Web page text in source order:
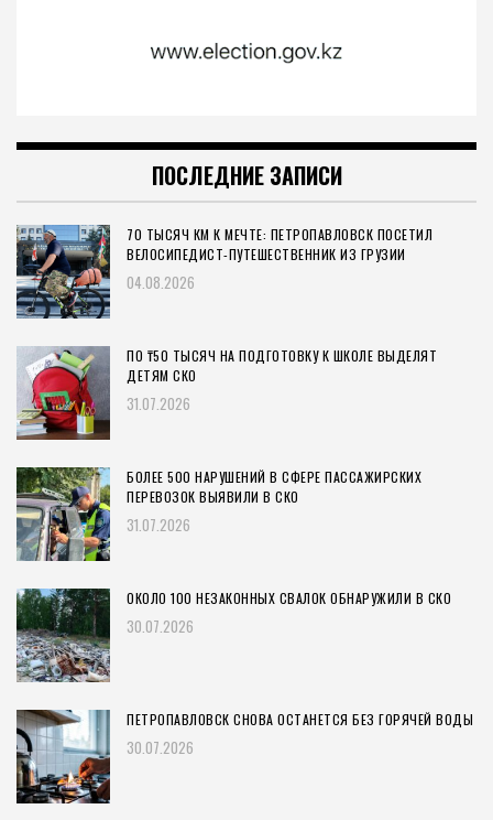
ПОСЛЕДНИЕ ЗАПИСИ
70 ТЫСЯЧ КМ К МЕЧТЕ: ПЕТРОПАВЛОВСК ПОСЕТИЛ
ВЕЛОСИПЕДИСТ-ПУТЕШЕСТВЕННИК ИЗ ГРУЗИИ
04.08.2026
ПО ₸50 ТЫСЯЧ НА ПОДГОТОВКУ К ШКОЛЕ ВЫДЕЛЯТ
ДЕТЯМ СКО
31.07.2026
БОЛЕЕ 500 НАРУШЕНИЙ В СФЕРЕ ПАССАЖИРСКИХ
ПЕРЕВОЗОК ВЫЯВИЛИ В СКО
31.07.2026
ОКОЛО 100 НЕЗАКОННЫХ СВАЛОК ОБНАРУЖИЛИ В СКО
30.07.2026
ПЕТРОПАВЛОВСК СНОВА ОСТАНЕТСЯ БЕЗ ГОРЯЧЕЙ ВОДЫ
30.07.2026